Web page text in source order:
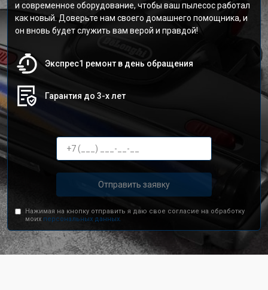
и современное оборудование, чтобы ваш пылесос работал
как новый. Доверьте нам своего домашнего помощника, и
он вновь будет служить вам верой и правдой!
Экспрес1 ремонт в день обращения
Гарантия до 3-х лет
Отправить заявку
Нажимая на кнопку отправить я даю свое согласие на обработку
моих персональных данных.